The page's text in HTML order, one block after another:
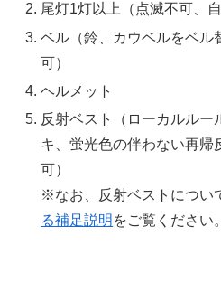
尾灯1灯以上（点滅不可、
ベル（鈴、カウベルをベル
可）
ヘルメット
反射ベスト（ローカルルー
キ、蛍光色の伴わない再帰
可）
※なお、反射ベストについ
る補足説明 をご覧ください。